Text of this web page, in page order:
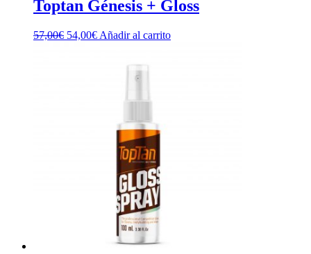
Toptan Génesis + Gloss
57,00€ El
54,00€ElAñadir al carrito